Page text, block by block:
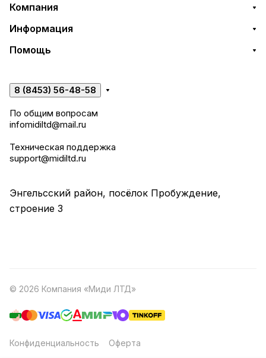
Компания
Информация
Помощь
8 (8453) 56-48-58
По общим вопросам
infomidiltd@mail.ru
Техническая поддержка
support@midiltd.ru
Энгельсский район, посёлок Пробуждение,
строение 3
© 2026 Компания «Миди ЛТД»
Конфиденциальность Оферта